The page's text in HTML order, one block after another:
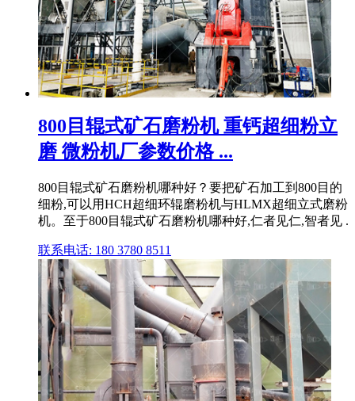
800目辊式矿石磨粉机 重钙超细粉立
磨 微粉机厂参数价格 ...
800目辊式矿石磨粉机哪种好？要把矿石加工到800目的
细粉,可以用HCH超细环辊磨粉机与HLMX超细立式磨粉
机。至于800目辊式矿石磨粉机哪种好,仁者见仁,智者见 .
联系电话: 180 3780 8511